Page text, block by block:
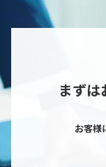
まずは
お客様